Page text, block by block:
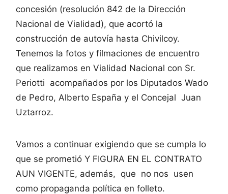
concesión (resolución 842 de la Dirección
Nacional de Vialidad), que acortó la
construcción de autovía hasta Chivilcoy.
Tenemos la fotos y filmaciones de encuentro
que realizamos en Vialidad Nacional con Sr.
Periotti acompañados por los Diputados Wado
de Pedro, Alberto España y el Concejal Juan
Uztarroz.
Vamos a continuar exigiendo que se cumpla lo
que se prometió Y FIGURA EN EL CONTRATO
AUN VIGENTE, además, que no nos usen
como propaganda política en folleto.